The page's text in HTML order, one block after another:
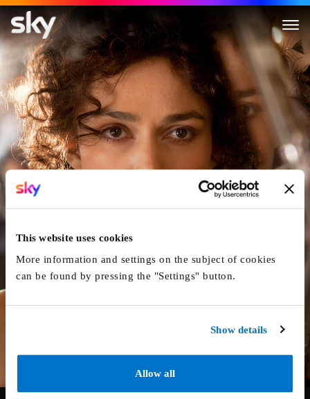
This website uses cookies
More information and settings on the subject of cookies
can be found by pressing the "Settings" button.
Show details
Allow all
Anna Karenine